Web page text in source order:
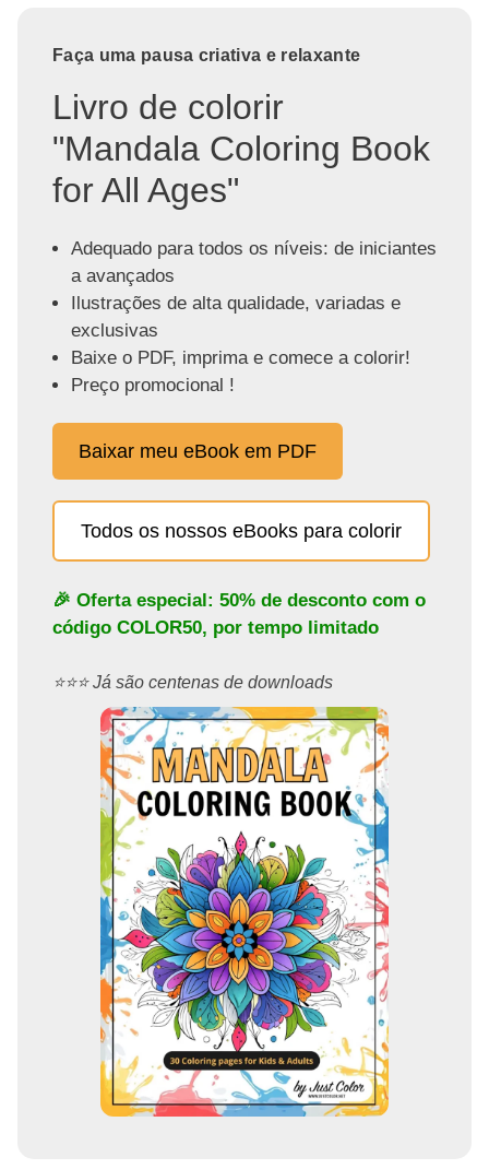
Faça uma pausa criativa e relaxante
Livro de colorir
"Mandala Coloring Book
for All Ages"
Adequado para todos os níveis: de iniciantes
a avançados
Ilustrações de alta qualidade, variadas e
exclusivas
Baixe o PDF, imprima e comece a colorir!
Preço promocional !
Baixar meu eBook em PDF
Todos os nossos eBooks para colorir
🎉 Oferta especial: 50% de desconto com o
código COLOR50, por tempo limitado
⭐️⭐️⭐️ Já são centenas de downloads